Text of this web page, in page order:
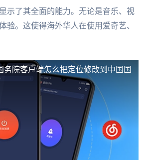
示了其全面的能力。无论是音乐、视
。这使得海外华人在使用爱奇艺、
务院客户端怎么把定位修改到中国国